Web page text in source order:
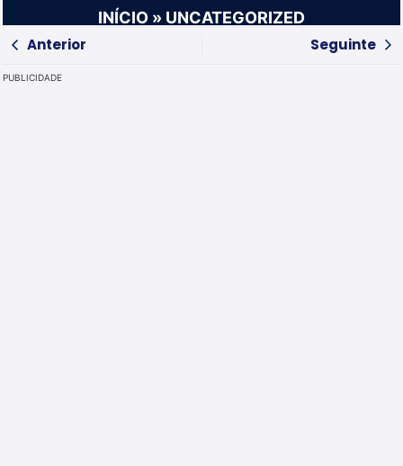
INÍCIO » UNCATEGORIZED
Anterior
Seguinte
PUBLICIDADE